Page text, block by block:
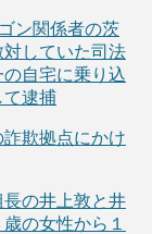
ン関係者の茨
していた司法
自宅に乗り込
て逮捕
欺拠点にかけ
の井上敦と井
の女性から１